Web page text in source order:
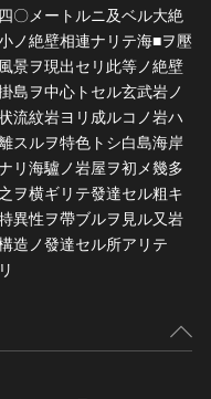
〇メートルニ及ベル大絶
ノ絶壁相連ナリテ海■ヲ壓
景ヲ現出セリ此等ノ絶壁
島ヲ中心トセル玄武岩ノ
流紋岩ヨリ成ルコノ岩ハ
スルヲ特色トシ白島海岸
リ海驢ノ岩屋ヲ初メ幾多
ヲ横ギリテ發達セル粗キ
異性ヲ帶ブルヲ見ル又岩
造ノ發達セル所アリテ